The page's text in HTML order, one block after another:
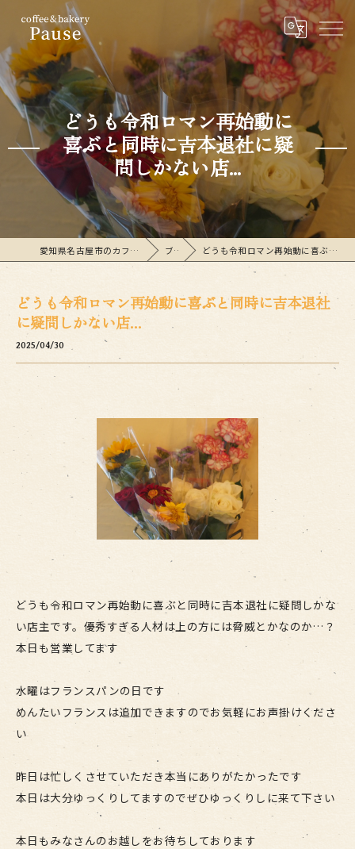
どうも令和ロマン再始動に
喜ぶと同時に吉本退社に疑
問しかない店...
愛知県名古屋市のカフェならcoffee&bakeryPause ブログ どうも令和ロマン再始動に喜ぶと同時に吉本退社に疑問しかない店...
どうも令和ロマン再始動に喜ぶと同時に吉本退社
に疑問しかない店...
2025/04/30
どうも令和ロマン再始動に喜ぶと同時に吉本退社に疑問しかな
い店主です。優秀すぎる人材は上の方には脅威とかなのか…？
本日も営業してます
水曜はフランスパンの日です
めんたいフランスは追加できますのでお気軽にお声掛けくださ
い
昨日は忙しくさせていただき本当にありがたかったです
本日は大分ゆっくりしてますのでぜひゆっくりしに来て下さい
本日もみなさんのお越しをお待ちしております